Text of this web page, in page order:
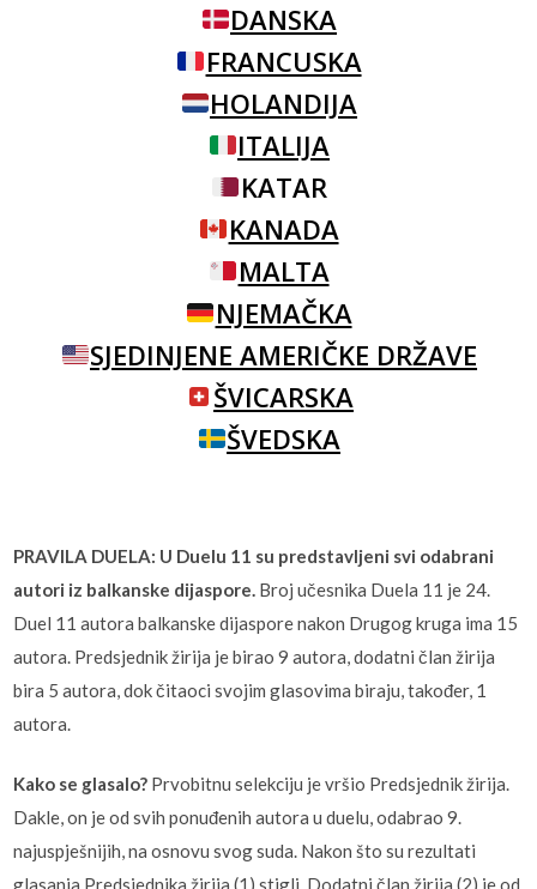
DANSKA
FRANCUSKA
HOLANDIJA
ITALIJA
KATAR
KANADA
MALTA
NJEMAČKA
SJEDINJENE AMERIČKE DRŽAVE
ŠVICARSKA
ŠVEDSKA
PRAVILA DUELA: U Duelu 11 su predstavljeni svi odabrani
autori iz balkanske dijaspore. Broj učesnika Duela 11 je 24.
Duel 11 autora balkanske dijaspore nakon Drugog kruga ima 15
autora. Predsjednik žirija je birao 9 autora, dodatni član žirija
bira 5 autora, dok čitaoci svojim glasovima biraju, također, 1
autora.
Kako se glasalo? Prvobitnu selekciju je vršio Predsjednik žirija.
Dakle, on je od svih ponuđenih autora u duelu, odabrao 9.
najuspješnijih, na osnovu svog suda. Nakon što su rezultati
glasanja Predsjednika žirija (1) stigli, Dodatni član žirija (2) je od